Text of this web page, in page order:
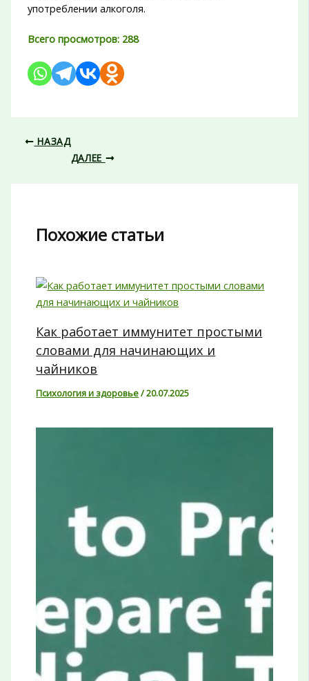
употреблении алкоголя.
Всего просмотров: 288
НАЗАД
ДАЛЕЕ
Похожие статьи
Как работает иммунитет простыми
словами для начинающих и
чайников
Психология и здоровье/20.07.2025